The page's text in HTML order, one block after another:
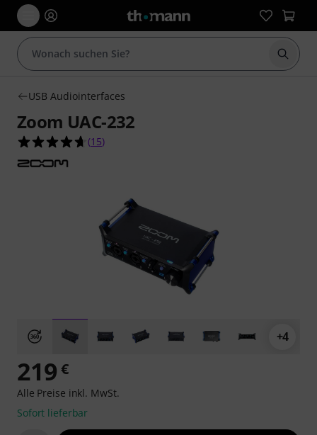
Suche
USB Audiointerfaces
Zoom UAC-232
4.7 von 5 Sternen aus 15 Kundenbewertungen
(15)
+4
219 €
Alle Preise inkl. MwSt.
Sofort lieferbar